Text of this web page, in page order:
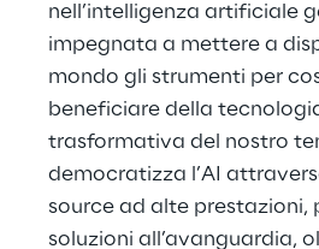
nell’intelligenza artificiale
impegnata a mettere a
mondo gli strumenti per
beneficiare della
trasformativa del nostro
democratizza l’AI
source ad alte prestazioni,
soluzioni all’avanguardia,